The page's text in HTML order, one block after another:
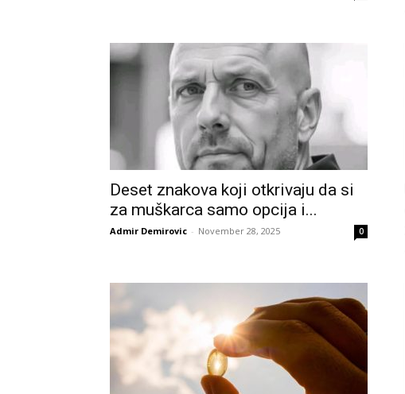
Deset znakova koji otkrivaju da si
za muškarca samo opcija i...
Admir Demirovic - November 28, 2025 0